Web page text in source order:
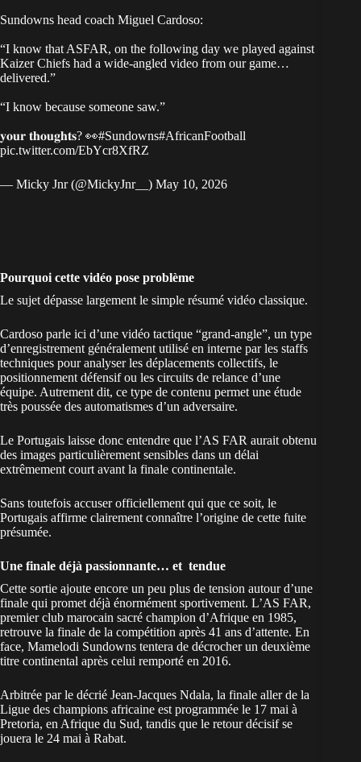
Sundowns head coach Miguel Cardoso:
“I know that ASFAR, on the following day we played against
Kaizer Chiefs had a wide-angled video from our game…
delivered.”
“I know because someone saw.”
𝐲𝐨𝐮𝐫 𝐭𝐡𝐨𝐮𝐠𝐡𝐭𝐬? 👀#Sundowns#AfricanFootball
pic.twitter.com/EbYcr8XfRZ
— Micky Jnr (@MickyJnr__) May 10, 2026
Pourquoi cette vidéo pose problème
Le sujet dépasse largement le simple résumé vidéo classique.
Cardoso parle ici d’une vidéo tactique “grand-angle”, un type
d’enregistrement généralement utilisé en interne par les staffs
techniques pour analyser les déplacements collectifs, le
positionnement défensif ou les circuits de relance d’une
équipe. Autrement dit, ce type de contenu permet une étude
très poussée des automatismes d’un adversaire.
Le Portugais laisse donc entendre que l’AS FAR aurait obtenu
des images particulièrement sensibles dans un délai
extrêmement court avant la finale continentale.
Sans toutefois accuser officiellement qui que ce soit, le
Portugais affirme clairement connaître l’origine de cette fuite
présumée.
Une finale déjà passionnante… et tendue
Cette sortie ajoute encore un peu plus de tension autour d’une
finale qui promet déjà énormément sportivement. L’AS FAR,
premier club marocain sacré champion d’Afrique en 1985,
retrouve la finale de la compétition après 41 ans d’attente. En
face, Mamelodi Sundowns tentera de décrocher un deuxième
titre continental après celui remporté en 2016.
Arbitrée par le décrié Jean-Jacques Ndala, la finale aller de la
Ligue des champions africaine est programmée le 17 mai à
Pretoria, en Afrique du Sud, tandis que le retour décisif se
jouera le 24 mai à Rabat.